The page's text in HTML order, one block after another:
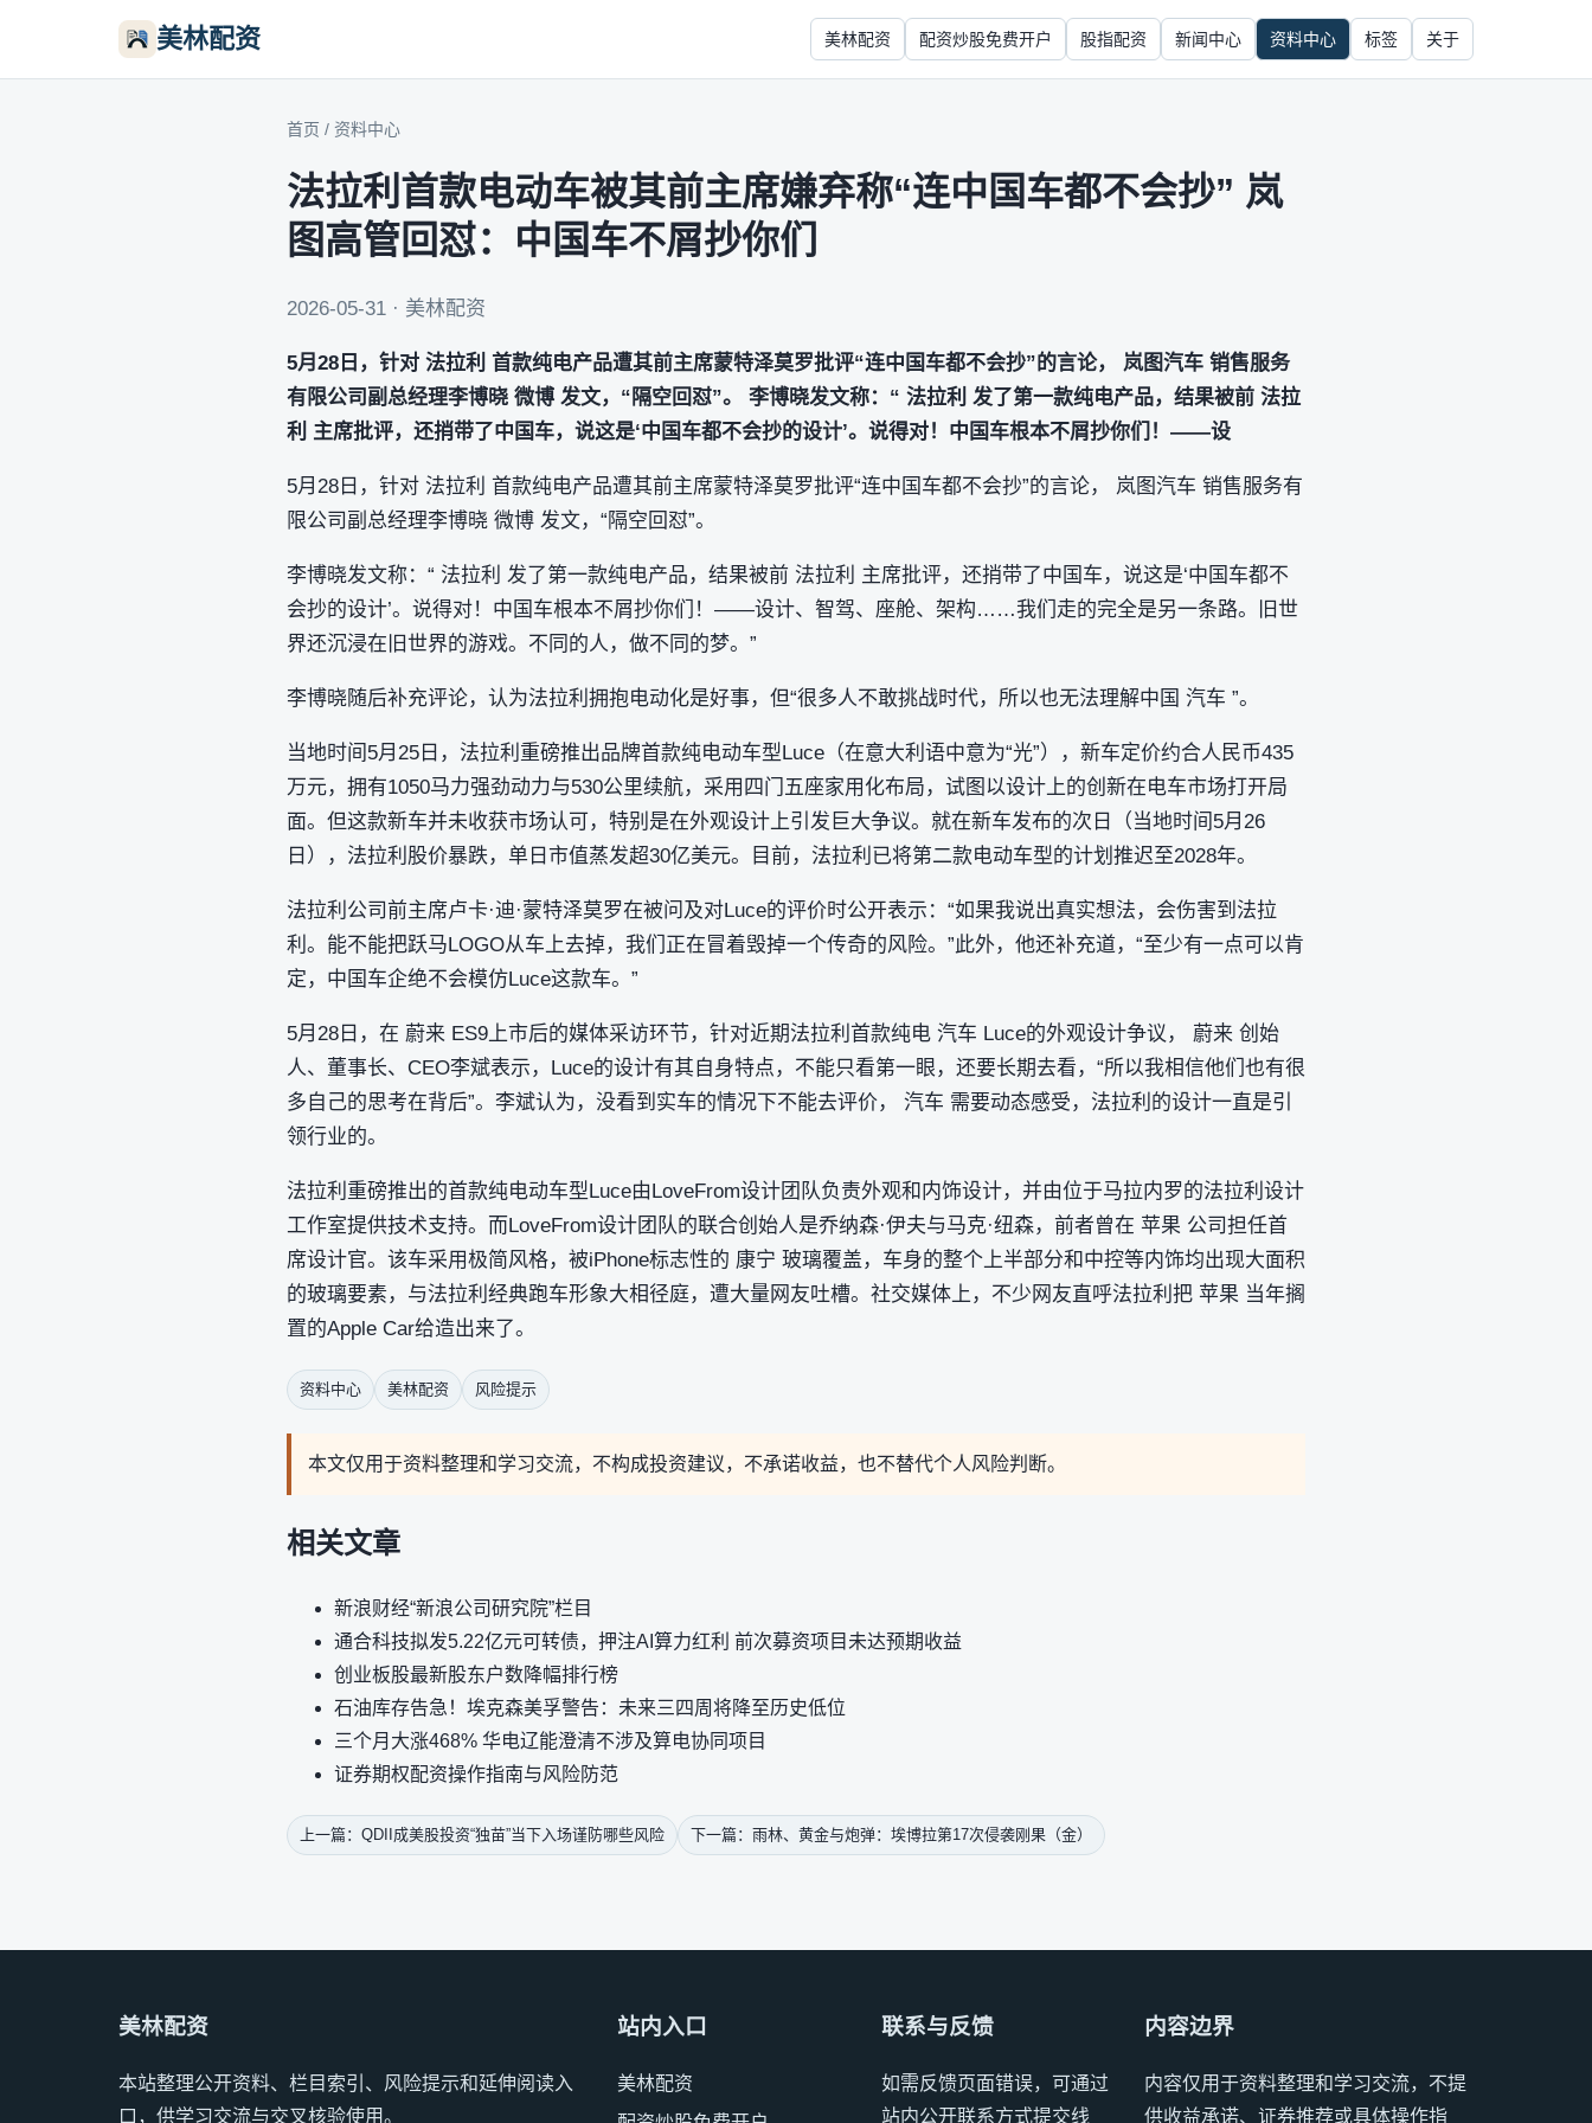
美林配资 美林配资 配资炒股免费开户 股指配资 新闻中心 资料中心 标签 关于
首页 / 资料中心
法拉利首款电动车被其前主席嫌弃称“连中国车都不会抄” 岚
图高管回怼：中国车不屑抄你们
2026-05-31 · 美林配资
5月28日，针对 法拉利 首款纯电产品遭其前主席蒙特泽莫罗批评“连中国车都不会抄”的言论， 岚图汽车 销售服务
有限公司副总经理李博晓 微博 发文，“隔空回怼”。 李博晓发文称：“ 法拉利 发了第一款纯电产品，结果被前 法拉
利 主席批评，还捎带了中国车，说这是‘中国车都不会抄的设计’。说得对！中国车根本不屑抄你们！——设
5月28日，针对 法拉利 首款纯电产品遭其前主席蒙特泽莫罗批评“连中国车都不会抄”的言论， 岚图汽车 销售服务有
限公司副总经理李博晓 微博 发文，“隔空回怼”。
李博晓发文称：“ 法拉利 发了第一款纯电产品，结果被前 法拉利 主席批评，还捎带了中国车，说这是‘中国车都不
会抄的设计’。说得对！中国车根本不屑抄你们！——设计、智驾、座舱、架构……我们走的完全是另一条路。旧世
界还沉浸在旧世界的游戏。不同的人，做不同的梦。”
李博晓随后补充评论，认为法拉利拥抱电动化是好事，但“很多人不敢挑战时代，所以也无法理解中国 汽车 ”。
当地时间5月25日，法拉利重磅推出品牌首款纯电动车型Luce（在意大利语中意为“光”），新车定价约合人民币435
万元，拥有1050马力强劲动力与530公里续航，采用四门五座家用化布局，试图以设计上的创新在电车市场打开局
面。但这款新车并未收获市场认可，特别是在外观设计上引发巨大争议。就在新车发布的次日（当地时间5月26
日），法拉利股价暴跌，单日市值蒸发超30亿美元。目前，法拉利已将第二款电动车型的计划推迟至2028年。
法拉利公司前主席卢卡·迪·蒙特泽莫罗在被问及对Luce的评价时公开表示：“如果我说出真实想法，会伤害到法拉
利。能不能把跃马LOGO从车上去掉，我们正在冒着毁掉一个传奇的风险。”此外，他还补充道，“至少有一点可以肯
定，中国车企绝不会模仿Luce这款车。”
5月28日，在 蔚来 ES9上市后的媒体采访环节，针对近期法拉利首款纯电 汽车 Luce的外观设计争议， 蔚来 创始
人、董事长、CEO李斌表示，Luce的设计有其自身特点，不能只看第一眼，还要长期去看，“所以我相信他们也有很
多自己的思考在背后”。李斌认为，没看到实车的情况下不能去评价， 汽车 需要动态感受，法拉利的设计一直是引
领行业的。
法拉利重磅推出的首款纯电动车型Luce由LoveFrom设计团队负责外观和内饰设计，并由位于马拉内罗的法拉利设计
工作室提供技术支持。而LoveFrom设计团队的联合创始人是乔纳森·伊夫与马克·纽森，前者曾在 苹果 公司担任首
席设计官。该车采用极简风格，被iPhone标志性的 康宁 玻璃覆盖，车身的整个上半部分和中控等内饰均出现大面积
的玻璃要素，与法拉利经典跑车形象大相径庭，遭大量网友吐槽。社交媒体上，不少网友直呼法拉利把 苹果 当年搁
置的Apple Car给造出来了。
资料中心 美林配资 风险提示
本文仅用于资料整理和学习交流，不构成投资建议，不承诺收益，也不替代个人风险判断。
相关文章
新浪财经“新浪公司研究院”栏目
通合科技拟发5.22亿元可转债，押注AI算力红利 前次募资项目未达预期收益
创业板股最新股东户数降幅排行榜
石油库存告急！埃克森美孚警告：未来三四周将降至历史低位
三个月大涨468% 华电辽能澄清不涉及算电协同项目
证券期权配资操作指南与风险防范
上一篇：QDII成美股投资“独苗”当下入场谨防哪些风险 下一篇：雨林、黄金与炮弹：埃博拉第17次侵袭刚果（金）
美林配资
本站整理公开资料、栏目索引、风险提示和延伸阅读入
口，供学习交流与交叉核验使用。
站内入口
美林配资
联系与反馈
如需反馈页面错误，可通过
站内公开联系方式提交线
内容边界
内容仅用于资料整理和学习交流，不提
供收益承诺、证券推荐或具体操作指